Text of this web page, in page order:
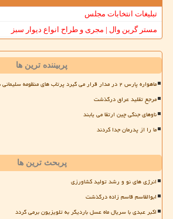
تبلیغات انتخابات مجلس
مستر گرین وال | مجری و طراح انواع دیوار سبز
پربیننده ترین ها
ماهواره پارس ۲ در مدار قرار می گیرد پرتاب های منظومه سلیمانی در۱۴۰۵
مرجع تقلید عراق درگذشت
ناوهای جنگی چین ارتقا می یابند
ما را از پدرمان جدا کردند
پربحث ترین ها
انرژی های نو و رشد تولید کشاورزی
ابوالقاسم قاسم زاده درگذشت
اکبر عبدی با سریال ماه عسل باردیگر به تلویزیون برمی گردد